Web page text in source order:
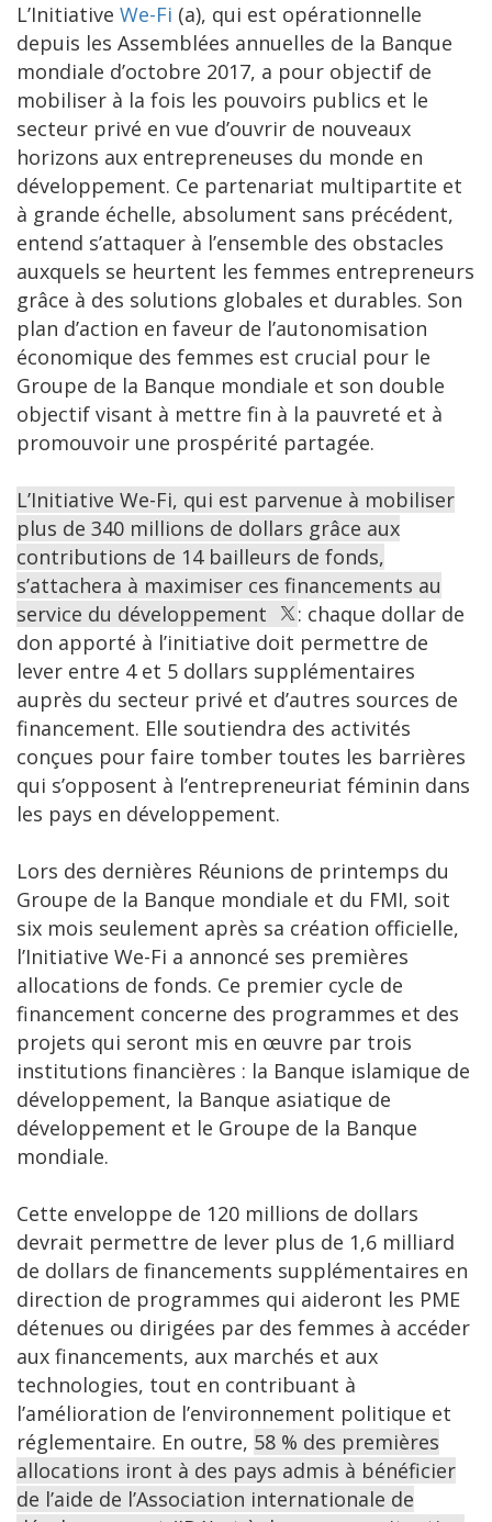
L’Initiative We-Fi (a), qui est opérationnelle
depuis les Assemblées annuelles de la Banque
mondiale d’octobre 2017, a pour objectif de
mobiliser à la fois les pouvoirs publics et le
secteur privé en vue d’ouvrir de nouveaux
horizons aux entrepreneuses du monde en
développement. Ce partenariat multipartite et
à grande échelle, absolument sans précédent,
entend s’attaquer à l’ensemble des obstacles
auxquels se heurtent les femmes entrepreneurs
grâce à des solutions globales et durables. Son
plan d’action en faveur de l’autonomisation
économique des femmes est crucial pour le
Groupe de la Banque mondiale et son double
objectif visant à mettre fin à la pauvreté et à
promouvoir une prospérité partagée.
L’Initiative We-Fi, qui est parvenue à mobiliser
plus de 340 millions de dollars grâce aux
contributions de 14 bailleurs de fonds,
s’attachera à maximiser ces financements au
service du développement
: chaque dollar de
don apporté à l’initiative doit permettre de
lever entre 4 et 5 dollars supplémentaires
auprès du secteur privé et d’autres sources de
financement. Elle soutiendra des activités
conçues pour faire tomber toutes les barrières
qui s’opposent à l’entrepreneuriat féminin dans
les pays en développement.
Lors des dernières Réunions de printemps du
Groupe de la Banque mondiale et du FMI, soit
six mois seulement après sa création officielle,
l’Initiative We-Fi a annoncé ses premières
allocations de fonds. Ce premier cycle de
financement concerne des programmes et des
projets qui seront mis en œuvre par trois
institutions financières : la Banque islamique de
développement, la Banque asiatique de
développement et le Groupe de la Banque
mondiale.
Cette enveloppe de 120 millions de dollars
devrait permettre de lever plus de 1,6 milliard
de dollars de financements supplémentaires en
direction de programmes qui aideront les PME
détenues ou dirigées par des femmes à accéder
aux financements, aux marchés et aux
technologies, tout en contribuant à
l’amélioration de l’environnement politique et
réglementaire. En outre, 58 % des premières
allocations iront à des pays admis à bénéficier
de l’aide de l’Association internationale de